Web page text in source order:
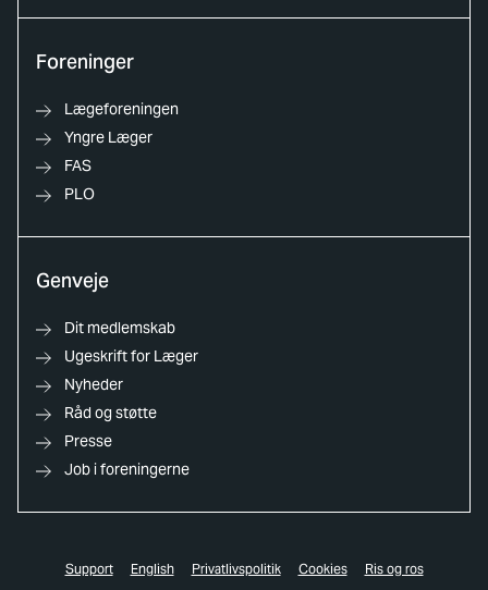
Foreninger
Lægeforeningen
Yngre Læger
FAS
PLO
Genveje
Dit medlemskab
Ugeskrift for Læger
Nyheder
Råd og støtte
Presse
Job i foreningerne
Support English Privatlivspolitik Cookies Ris og ros